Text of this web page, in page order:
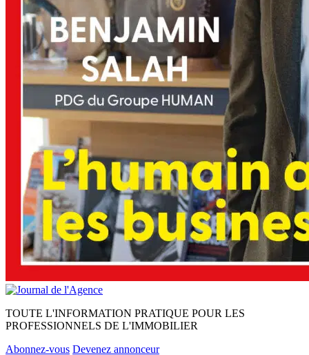
TOUTE L'INFORMATION PRATIQUE POUR LES
PROFESSIONNELS DE L'IMMOBILIER
Abonnez-vous Devenez annonceur